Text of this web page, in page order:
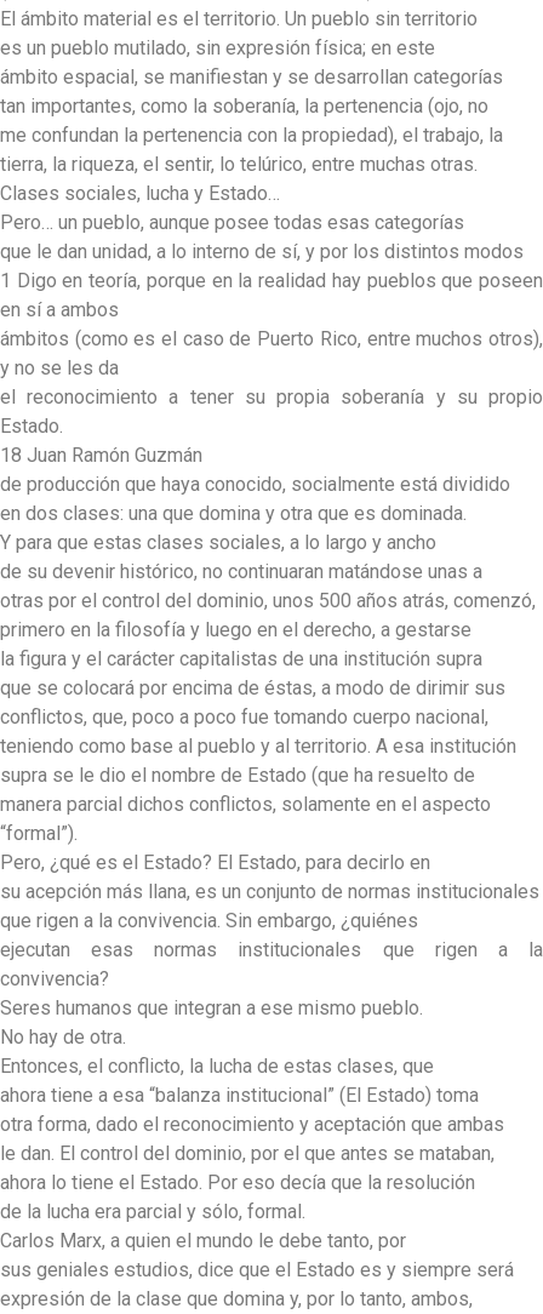
El ámbito material es el territorio. Un pueblo sin territorio
es un pueblo mutilado, sin expresión física; en este
ámbito espacial, se manifiestan y se desarrollan categorías
tan importantes, como la soberanía, la pertenencia (ojo, no
me confundan la pertenencia con la propiedad), el trabajo, la
tierra, la riqueza, el sentir, lo telúrico, entre muchas otras.
Clases sociales, lucha y Estado…
Pero… un pueblo, aunque posee todas esas categorías
que le dan unidad, a lo interno de sí, y por los distintos modos
1 Digo en teoría, porque en la realidad hay pueblos que poseen
en sí a ambos
ámbitos (como es el caso de Puerto Rico, entre muchos otros),
y no se les da
el reconocimiento a tener su propia soberanía y su propio
Estado.
18 Juan Ramón Guzmán
de producción que haya conocido, socialmente está dividido
en dos clases: una que domina y otra que es dominada.
Y para que estas clases sociales, a lo largo y ancho
de su devenir histórico, no continuaran matándose unas a
otras por el control del dominio, unos 500 años atrás, comenzó,
primero en la filosofía y luego en el derecho, a gestarse
la figura y el carácter capitalistas de una institución supra
que se colocará por encima de éstas, a modo de dirimir sus
conflictos, que, poco a poco fue tomando cuerpo nacional,
teniendo como base al pueblo y al territorio. A esa institución
supra se le dio el nombre de Estado (que ha resuelto de
manera parcial dichos conflictos, solamente en el aspecto
“formal”).
Pero, ¿qué es el Estado? El Estado, para decirlo en
su acepción más llana, es un conjunto de normas institucionales
que rigen a la convivencia. Sin embargo, ¿quiénes
ejecutan esas normas institucionales que rigen a la
convivencia?
Seres humanos que integran a ese mismo pueblo.
No hay de otra.
Entonces, el conflicto, la lucha de estas clases, que
ahora tiene a esa “balanza institucional” (El Estado) toma
otra forma, dado el reconocimiento y aceptación que ambas
le dan. El control del dominio, por el que antes se mataban,
ahora lo tiene el Estado. Por eso decía que la resolución
de la lucha era parcial y sólo, formal.
Carlos Marx, a quien el mundo le debe tanto, por
sus geniales estudios, dice que el Estado es y siempre será
expresión de la clase que domina y, por lo tanto, ambos,